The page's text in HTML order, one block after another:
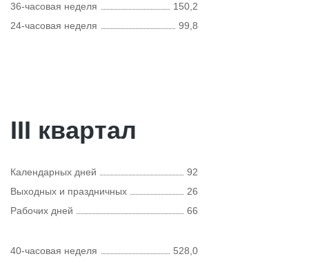
36-часовая неделя
150,2
24-часовая неделя
99,8
III квартал
Календарных дней
92
Выходных и праздничных
26
Рабочих дней
66
40-часовая неделя 528,0